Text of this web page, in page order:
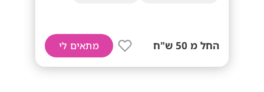
החל מ 50 ש"ח מתאים לי